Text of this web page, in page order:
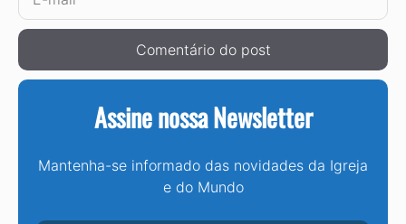
mail
Assine nossa Newsletter
Mantenha-se informado das novidades da Igreja
e do Mundo